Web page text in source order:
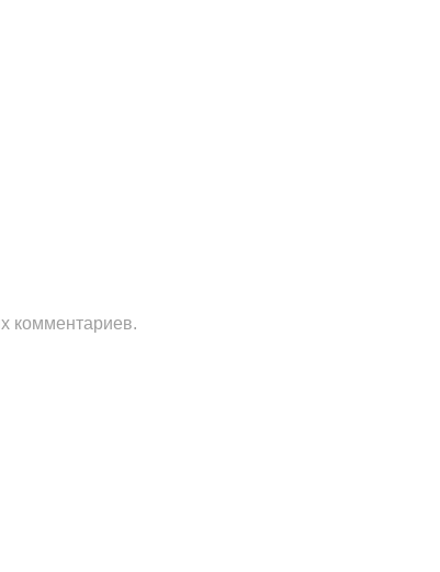
комментариев.